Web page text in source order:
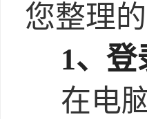
您整理
1、
在电